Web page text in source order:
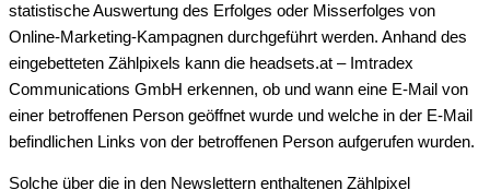
statistische Auswertung des Erfolges oder Misserfolges von
Online-Marketing-Kampagnen durchgeführt werden. Anhand des
eingebetteten Zählpixels kann die headsets.at – Imtradex
Communications GmbH erkennen, ob und wann eine E-Mail von
einer betroffenen Person geöffnet wurde und welche in der E-Mail
befindlichen Links von der betroffenen Person aufgerufen wurden.
Solche über die in den Newslettern enthaltenen Zählpixel